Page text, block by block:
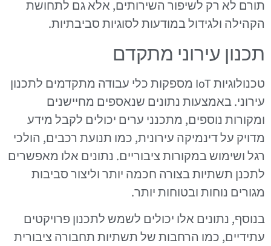
תורם לא רק לשיפור השירותים, אלא גם לתחושת
הקהילה ולגידול במודעות לסוגיות סביבתיות.
תכנון עירוני מתקדם
טכנולוגיות IoT מספקות כלי עבודה מתקדמים לתכנון
עירוני. באמצעות נתונים שנאספים מחיישנים
ומקורות נוספים, מתכנני ערים יכולים לקבל מידע
מדויק על דינמיקה עירונית, כמו תנועת רכבים, הולכי
רגל ושימוש במקורות ציבוריים. נתונים אלו מאפשרים
לתכנן תשתיות בצורה חכמה יותר וליצור סביבות
מגורים נוחות ובטוחות יותר.
בנוסף, נתונים אלו יכולים לשמש לתכנון פרויקטים
עתידיים, כמו הרחבות של תשתיות תחבורה ציבורית